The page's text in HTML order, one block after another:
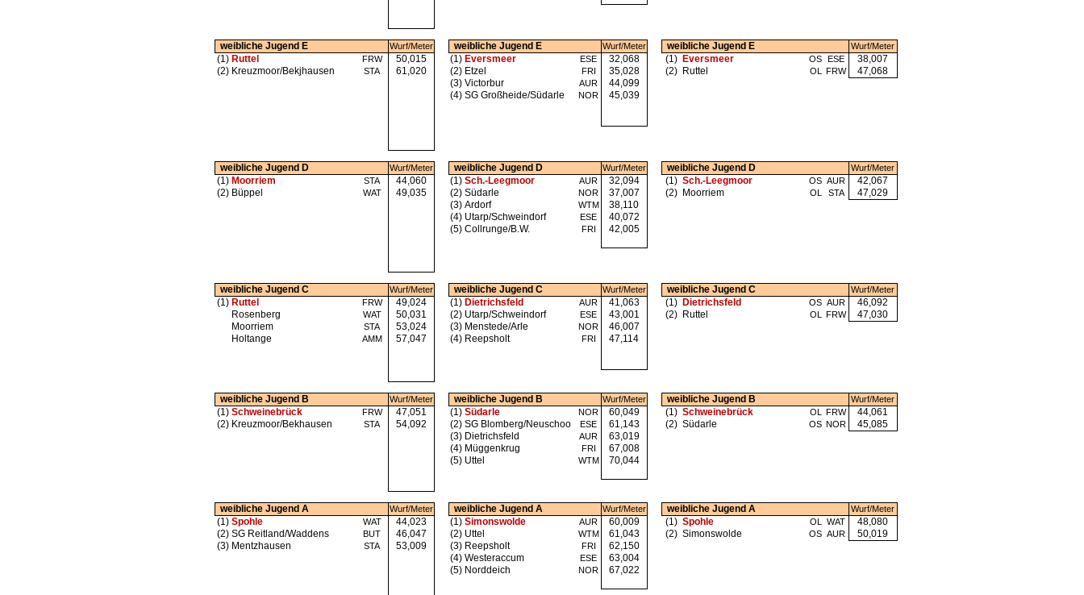
weibliche Jugend E Wurf/Meter weibliche Jugend E Wurf/Meter weibliche Jugend E Wurf/Meter
(1) Ruttel FRW 50,015 (1) Eversmeer ESE 32,068 (1) Eversmeer OS ESE
38,007
(2) Kreuzmoor/Bekjhausen STA 61,020 (2) Etzel FRI 35,028 (2) Ruttel OL FRW
47,068
(3) Victorbur AUR
44,099
(4) SG Großheide/Südarle NOR 45,039
weibliche Jugend D Wurf/Meter weibliche Jugend D Wurf/Meter weibliche Jugend D Wurf/Meter
(1) Moorriem STA 44,060 (1) Sch.-Leegmoor AUR 32,094 (1) Sch.-Leegmoor OS AUR
42,067
(2) Büppel WAT 49,035 (2) Südarle NOR 37,007 (2) Moorriem OL STA
47,029
(3) Ardorf WTM
38,110
(4) Utarp/Schweindorf ESE
40,072
(5) Collrunge/B.W. FRI 42,005
weibliche Jugend C Wurf/Meter weibliche Jugend C Wurf/Meter weibliche Jugend C Wurf/Meter
(1) Ruttel FRW 49,024 (1) Dietrichsfeld AUR 41,063 (1) Dietrichsfeld OS AUR
46,092
Rosenberg
WAT 50,031 (2) Utarp/Schweindorf ESE 43,001 (2) Ruttel OL FRW
47,030
Moorriem
STA 53,024 (3) Menstede/Arle NOR
46,007
Holtange
AMM 57,047 (4) Reepsholt FRI 47,114
weibliche Jugend B Wurf/Meter weibliche Jugend B Wurf/Meter weibliche Jugend B Wurf/Meter
(1) Schweinebrück FRW 47,051 (1) Südarle NOR 60,049 (1) Schweinebrück OL FRW
44,061
(2) Kreuzmoor/Bekhausen STA 54,092 (2) SG Blomberg/Neuschoo ESE 61,143 (2) Südarle OS NOR
45,085
(3) Dietrichsfeld AUR
63,019
(4) Müggenkrug FRI
67,008
(5) Uttel WTM 70,044
weibliche Jugend A Wurf/Meter weibliche Jugend A Wurf/Meter weibliche Jugend A Wurf/Meter
(1) Spohle WAT 44,023 (1) Simonswolde AUR 60,009 (1) Spohle OL WAT
48,080
(2) SG Reitland/Waddens BUT 46,047 (2) Uttel WTM 61,043 (2) Simonswolde OS AUR
50,019
(3) Mentzhausen STA 53,009 (3) Reepsholt FRI
62,150
(4) Westeraccum ESE
63,004
(5) Norddeich NOR 67,022